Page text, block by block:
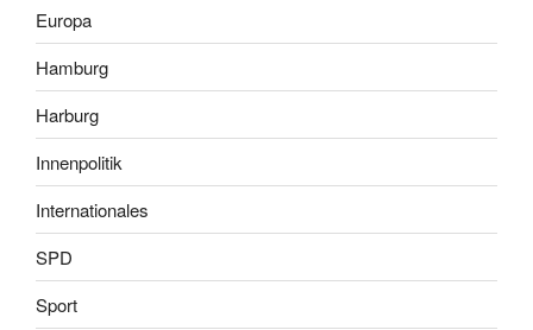
Europa
Hamburg
Harburg
Innenpolitik
Internationales
SPD
Sport